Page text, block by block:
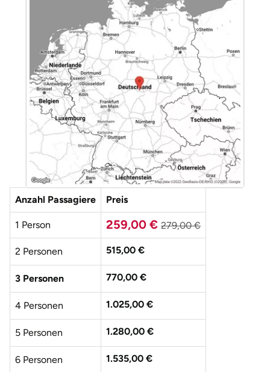
Anzahl Passagiere Preis
1 Person 259,00 € 279,00 €
2 Personen 515,00 €
3 Personen 770,00 €
4 Personen 1.025,00 €
5 Personen 1.280,00 €
6 Personen 1.535,00 €